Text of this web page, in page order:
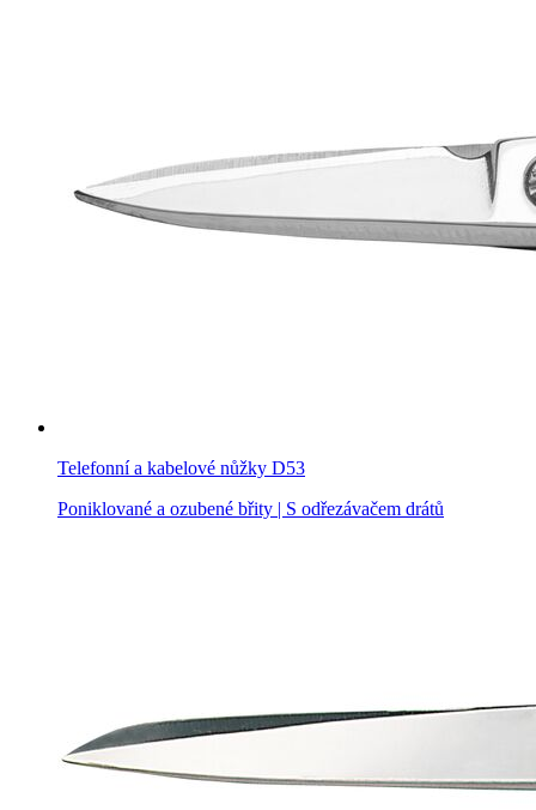
Telefonní a kabelové nůžky D53
Poniklované a ozubené břity | S odřezávačem drátů